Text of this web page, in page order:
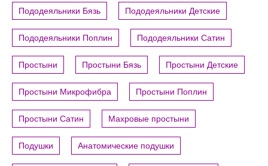
Пододеяльники Бязь Пододеяльники Детские
Пододеяльники Поплин Пододеяльники Сатин
Простыни Простыни Бязь Простыни Детские
Простыни Микрофибра Простыни Поплин
Простыни Сатин Махровые простыни
Подушки Анатомические подушки